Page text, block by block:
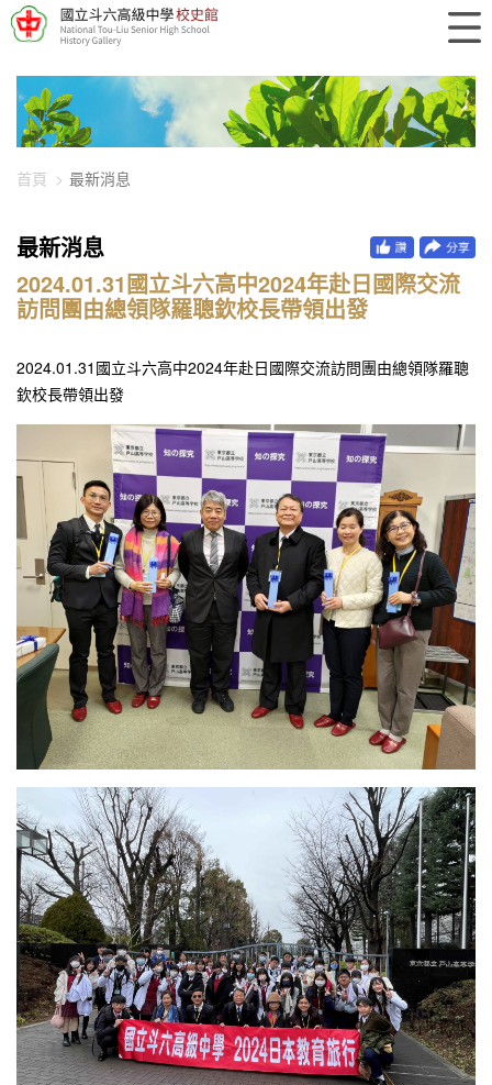
448-3343
首頁 最新消息
最新消息
2024.01.31國立斗六高中2024年赴日國際交流
訪問團由總領隊羅聰欽校長帶領出發
2024.01.31國立斗六高中2024年赴日國際交流訪問團由總領隊羅聰
欽校長帶領出發